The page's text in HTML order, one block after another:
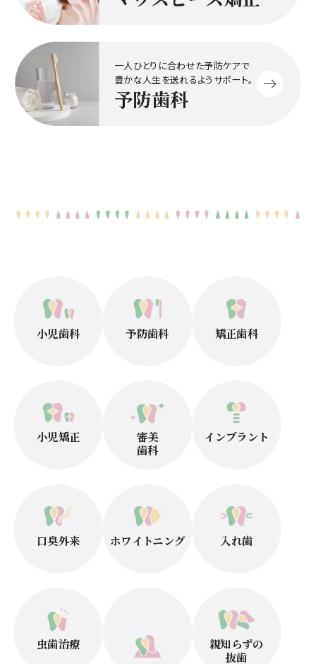
一人ひとりに合わせた予防ケアで
豊かな人生を送れるようサポート。
予防歯科
小児歯科 予防歯科 矯正歯科
小児矯正
審美
歯科
インプラント
口臭外来 ホワイトニング 入れ歯
虫歯治療
親知らずの
抜歯